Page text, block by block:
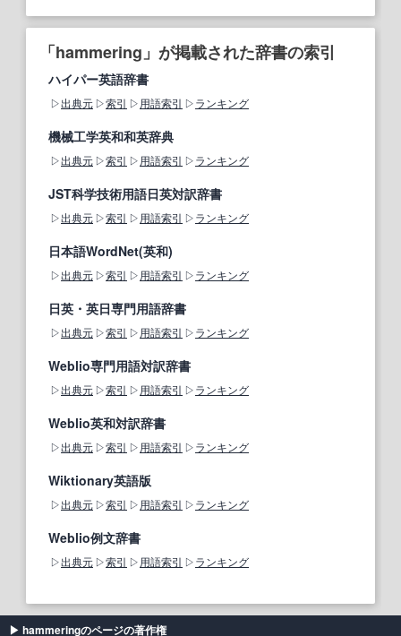
「hammering」が掲載された辞書の索引
ハイパー英語辞書
出典元 索引 用語索引 ランキング
機械工学英和和英辞典
出典元 索引 用語索引 ランキング
JST科学技術用語日英対訳辞書
出典元 索引 用語索引 ランキング
日本語WordNet(英和)
出典元 索引 用語索引 ランキング
日英・英日専門用語辞書
出典元 索引 用語索引 ランキング
Weblio専門用語対訳辞書
出典元 索引 用語索引 ランキング
Weblio英和対訳辞書
出典元 索引 用語索引 ランキング
Wiktionary英語版
出典元 索引 用語索引 ランキング
Weblio例文辞書
出典元 索引 用語索引 ランキング
hammeringのページの著作権